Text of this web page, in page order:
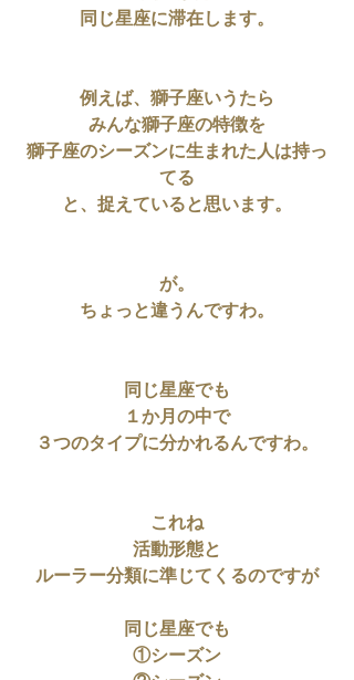
同じ星座に滞在します。
例えば、獅子座いうたら
みんな獅子座の特徴を
獅子座のシーズンに生まれた人は持っ
てる
と、捉えていると思います。
が。
ちょっと違うんですわ。
同じ星座でも
１か月の中で
３つのタイプに分かれるんですわ。
これね
活動形態と
ルーラー分類に準じてくるのですが
同じ星座でも
①シーズン